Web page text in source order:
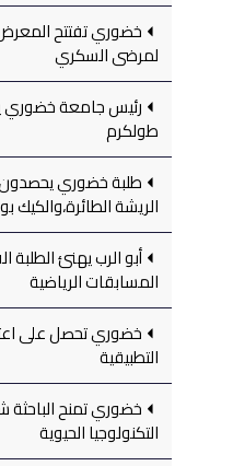
خضوري تفتتح
لمرضى السكري
رئيس جامعة خضوري
طولكرم
طلبة خضوري
الريشة الطائرة،والكيك
أبو الرب يهنئ
المسابقات الرياضية
خضوري تحصل على
التطبيقية
خضوري تمنح
التكنولوجيا الحيوية